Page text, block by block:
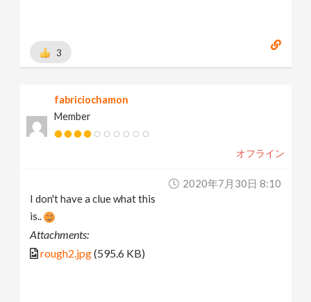
3
fabriciochamon
Member
オフライン
2020年7月30日 8:10
I don't have a clue what this
is..
Attachments:
rough2.jpg(595.6 KB)